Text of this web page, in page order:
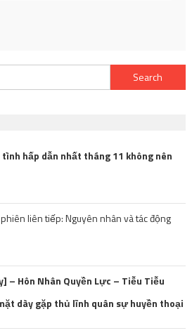
Search
for:
hấp dẫn nhất tháng 11 không nên
liên tiếp: Nguyên nhân và tác động
– Hôn Nhân Quyền Lực – Tiễu Tiễu
dày gặp thủ lĩnh quân sự huyền thoại